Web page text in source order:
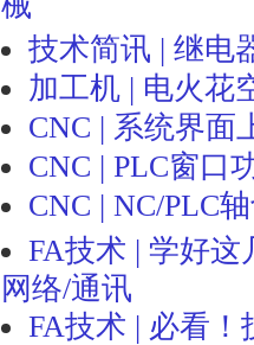
技术简讯 | 继电
加工机 | 电火花
CNC | 系统界面
CNC | PLC窗口
CNC | NC/PLC
FA技术 | 学好
网络/通讯
FA技术 | 必看